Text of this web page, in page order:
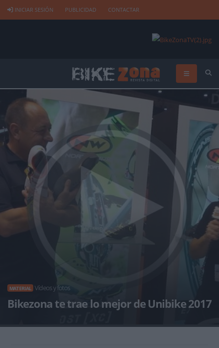
INICIAR SESIÓN PUBLICIDAD CONTACTAR
MATERIAL Vídeos y fotos
Bikezona te trae lo mejor de Unibike 2017